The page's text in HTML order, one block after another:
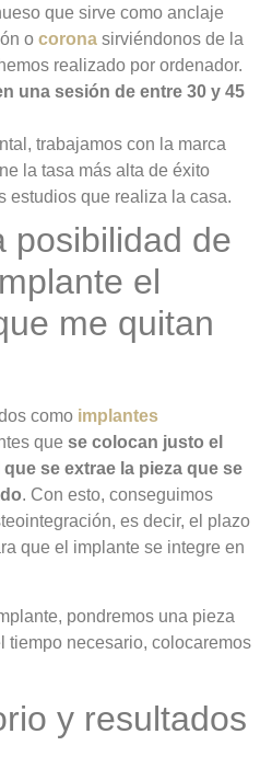
que sirve como anclaje
o coronasirviéndonos de la
realizado por ordenador.
una sesión de entre 30 y 45
trabajamos con la marca
la tasa más alta de éxito
estudios que realiza la casa.
posibilidad de
el
me quitan
como implantes
que se colocan justo el
se extrae la pieza que se
. Con esto, conseguimos
es decir, el plazo
que el implante se integre en
pondremos una pieza
tiempo necesario, colocaremos
y resultados